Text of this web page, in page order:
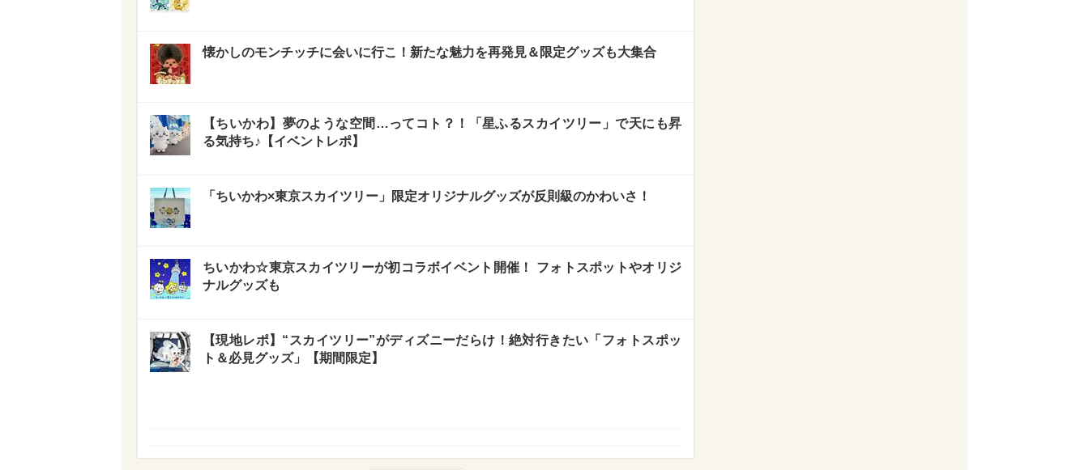
懐かしのモンチッチに会いに行こ！新たな魅力を再発見＆限定グッズも大集合
【ちいかわ】夢のような空間…ってコト？！「星ふるスカイツリー」で天にも昇
る気持ち♪【イベントレポ】
「ちいかわ×東京スカイツリー」限定オリジナルグッズが反則級のかわいさ！
ちいかわ☆東京スカイツリーが初コラボイベント開催！ フォトスポットやオリジ
ナルグッズも
【現地レポ】“スカイツリー”がディズニーだらけ！絶対行きたい「フォトスポッ
ト＆必見グッズ」【期間限定】